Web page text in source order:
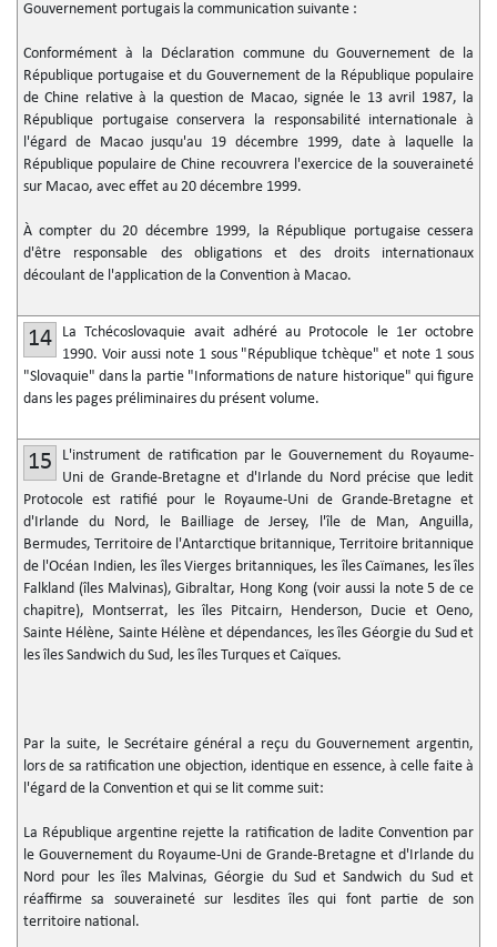
Gouvernement portugais la communication suivante :
Conformément à la Déclaration commune du Gouvernement de la
République portugaise et du Gouvernement de la République populaire
de Chine relative à la question de Macao, signée le 13 avril 1987, la
République portugaise conservera la responsabilité internationale à
l'égard de Macao jusqu'au 19 décembre 1999, date à laquelle la
République populaire de Chine recouvrera l'exercice de la souveraineté
sur Macao, avec effet au 20 décembre 1999.
À compter du 20 décembre 1999, la République portugaise cessera
d'être responsable des obligations et des droits internationaux
découlant de l'application de la Convention à Macao.
14
La Tchécoslovaquie avait adhéré au Protocole le 1er octobre
1990. Voir aussi note 1 sous "République tchèque" et note 1 sous
"Slovaquie" dans la partie "Informations de nature historique" qui figure
dans les pages préliminaires du présent volume.
15
L'instrument de ratification par le Gouvernement du Royaume-
Uni de Grande-Bretagne et d'Irlande du Nord précise que ledit
Protocole est ratifié pour le Royaume-Uni de Grande-Bretagne et
d'Irlande du Nord, le Bailliage de Jersey, l'île de Man, Anguilla,
Bermudes, Territoire de l'Antarctique britannique, Territoire britannique
de l'Océan Indien, les îles Vierges britanniques, les îles Caïmanes, les îles
Falkland (îles Malvinas), Gibraltar, Hong Kong (voir aussi la note 5 de ce
chapitre), Montserrat, les îles Pitcairn, Henderson, Ducie et Oeno,
Sainte Hélène, Sainte Hélène et dépendances, les îles Géorgie du Sud et
les îles Sandwich du Sud, les îles Turques et Caïques.
Par la suite, le Secrétaire général a reçu du Gouvernement argentin,
lors de sa ratification une objection, identique en essence, à celle faite à
l'égard de la Convention et qui se lit comme suit:
La République argentine rejette la ratification de ladite Convention par
le Gouvernement du Royaume-Uni de Grande-Bretagne et d'Irlande du
Nord pour les îles Malvinas, Géorgie du Sud et Sandwich du Sud et
réaffirme sa souveraineté sur lesdites îles qui font partie de son
territoire national.